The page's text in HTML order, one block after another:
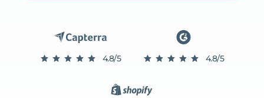
4.8/5 4.8/5